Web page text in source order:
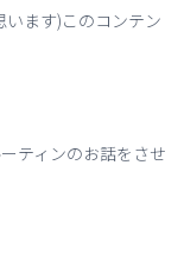
ます)このコンテン
ティンのお話をさせ